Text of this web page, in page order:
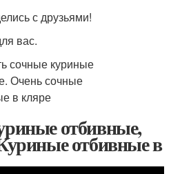
с друзьями!
вас.
отбивные,
отбивные в